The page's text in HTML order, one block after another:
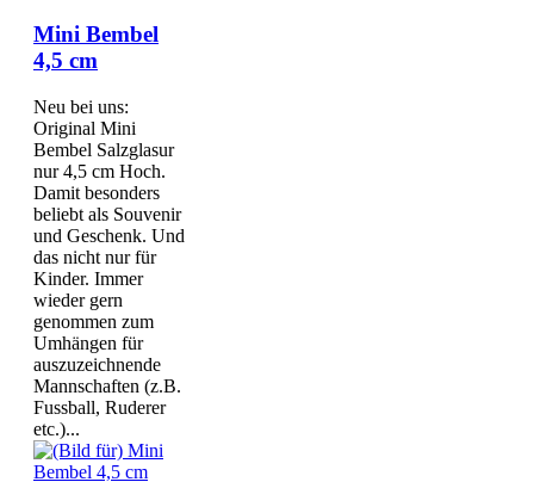
Mini Bembel
4,5 cm
Neu bei uns:
Original Mini
Bembel Salzglasur
nur 4,5 cm Hoch.
Damit besonders
beliebt als Souvenir
und Geschenk. Und
das nicht nur für
Kinder. Immer
wieder gern
genommen zum
Umhängen für
auszuzeichnende
Mannschaften (z.B.
Fussball, Ruderer
etc.)...